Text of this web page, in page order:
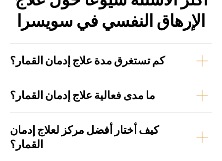
كم تستغرق مدة علاج إدمان القمار؟
ما مدى فعالية علاج إدمان القمار؟
كيف أختار أفضل مركز لعلاج إدمان
القمار؟